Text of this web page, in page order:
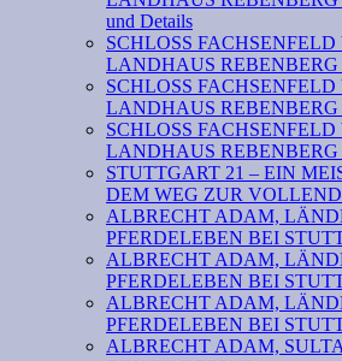
und Details
SCHLOSS
LANDHAUS REBENBERG
SCHLOSS
LANDHAUS REBENBERG
SCHLOSS
LANDHAUS REBENBERG
STUTTGART 21 – EIN
DEM WEG ZUR
ALBRECHT ADAM,
PFERDELEBEN BEI
ALBRECHT ADAM,
PFERDELEBEN BEI
ALBRECHT ADAM,
PFERDELEBEN BEI
ALBRECHT ADAM,